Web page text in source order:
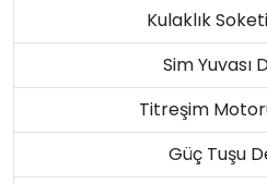
Kulaklık
Sim Yuvası
Titreşim
Güç Tuşu